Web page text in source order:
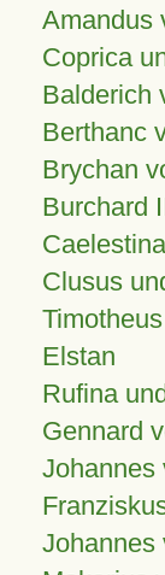
Amandus
Coprica
Balderich
Berthanc
Brychan
Burchard
Clusus
Elstan
Rufina
Gennard
Johannes
Johannes